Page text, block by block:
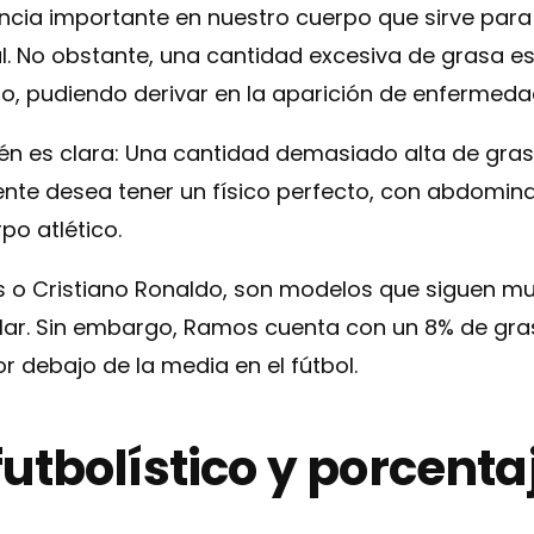
importante en nuestro cuerpo que sirve
obstante, una cantidad excesiva de grasa
pudiendo derivar en la aparición de
es clara: Una cantidad demasiado alta de
desea tener un físico perfecto, con
atlético.
Cristiano Ronaldo, son modelos que siguen
Sin embargo, Ramos cuenta con un 8% de
debajo de la media en el fútbol.
y